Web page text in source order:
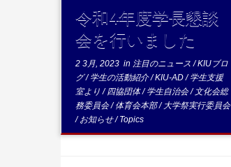
令和4年度学長懇談
会を行いました
2 3月, 2023 in 注目のニュース/KIUブロ
グ/学生の活動紹介/KIU-AD/学生支援
室より/四協団体/学生自治会/ 文化会総
務委員会/体育会本部/ 大学祭実行委員会
/お知らせ/Topics